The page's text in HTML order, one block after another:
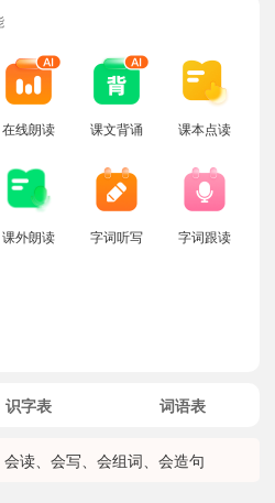
在线朗读 课文背诵 课本点读
课外朗读 字词听写 字词跟读
识字表 词语表
读、会写、会组词、会造句